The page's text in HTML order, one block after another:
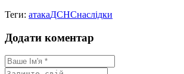
Теги: атакаДСНСнаслідки
Додати коментар